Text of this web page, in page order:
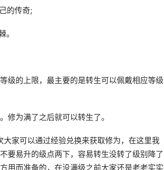
的传奇;
。
级的上限，最主要的是转生可以佩戴相应等级
修为满了之后就可以转生了。
家可以通过经验兑换来获取修为，在这里我
要易升的级点两下，容易转生没转了级别降了
用而准备的，在没满级之前大家还是老老实实